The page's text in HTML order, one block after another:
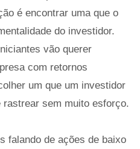
é encontrar uma que o
do investidor.
vão querer
com retornos
um que um investidor
sem muito esforço.
falando de ações de baixo